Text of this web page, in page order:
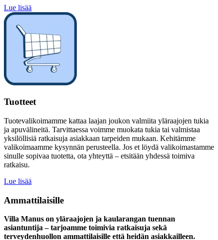
Lue lisää
Tuotteet
Tuotevalikoimamme kattaa laajan joukon valmiita yläraajojen tukia
ja apuvälineitä. Tarvittaessa voimme muokata tukia tai valmistaa
yksilöllisiä ratkaisuja asiakkaan tarpeiden mukaan. Kehitämme
valikoimaamme kysynnän perusteella. Jos et löydä valikoimastamme
sinulle sopivaa tuotetta, ota yhteyttä – etsitään yhdessä toimiva
ratkaisu.
Lue lisää
Ammattilaisille
Villa Manus on yläraajojen ja kaularangan tuennan
asiantuntija – tarjoamme toimivia ratkaisuja sekä
terveydenhuollon ammattilaisille että heidän asiakkailleen.